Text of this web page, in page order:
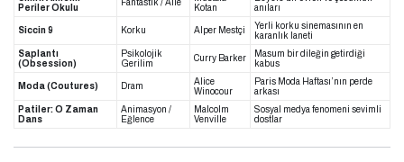
Periler Okulu
Fantastik / Aile
Kotan
anıları
Siccin 9 Korku Alper Mestçi
Yerli korku sinemasının en
karanlık laneti
Saplantı
(Obsession)
Psikolojik
Gerilim
Curry Barker
Masum bir dileğin getirdiği
kabus
Moda (Coutures) Dram
Alice
Winocour
Paris Moda Haftası’nın perde
arkası
Patiler: O Zaman
Dans
Animasyon /
Eğlence
Malcolm
Venville
Sosyal medya fenomeni sevimli
dostlar